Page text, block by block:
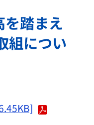
踏まえ
組につい